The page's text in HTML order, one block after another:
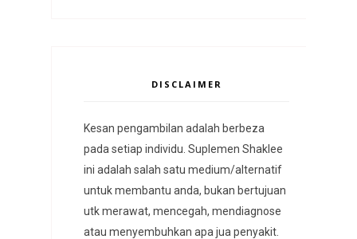
DISCLAIMER
Kesan pengambilan adalah berbeza
pada setiap individu. Suplemen Shaklee
ini adalah salah satu medium/alternatif
untuk membantu anda, bukan bertujuan
utk merawat, mencegah, mendiagnose
atau menyembuhkan apa jua penyakit.